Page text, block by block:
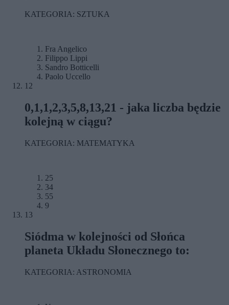
KATEGORIA: SZTUKA
Fra Angelico
Filippo Lippi
Sandro Botticelli
Paolo Uccello
12
0,1,1,2,3,5,8,13,21 - jaka liczba będzie
kolejną w ciągu?
KATEGORIA: MATEMATYKA
25
34
55
9
13
Siódma w kolejności od Słońca
planeta Układu Słonecznego to:
KATEGORIA: ASTRONOMIA